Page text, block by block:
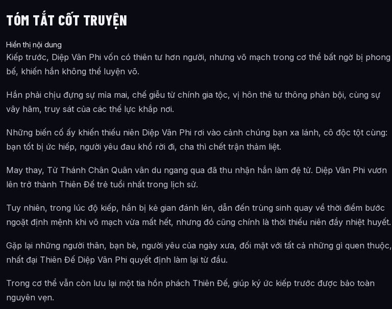
TÓM TẮT CỐT TRUYỆN
Hiển thị nội dung
Kiếp trước, Diệp Vân Phi vốn có thiên tư hơn người, nhưng võ mạch trong cơ thể bất ngờ bị phong
bế, khiến hắn không thể luyện võ.
Hắn phải chịu đựng sự mỉa mai, chế giễu từ chính gia tộc, vị hôn thê tư thông phản bội, cùng sự
vây hãm, truy sát của các thế lực khắp nơi.
Những biến cố ấy khiến thiếu niên Diệp Vân Phi rơi vào cảnh chúng bạn xa lánh, cô độc tột cùng:
bạn tốt bị ức hiếp, người yêu đau khổ rời đi, cha thì chết trận thảm liệt.
May thay, Tử Thánh Chân Quân vân du ngang qua đã thu nhận hắn làm đệ tử. Diệp Vân Phi vươn
lên trở thành Thiên Đế trẻ tuổi nhất trong lịch sử.
Tuy nhiên, trong lúc độ kiếp, hắn bị kẻ gian đánh lén, dẫn đến trùng sinh quay về thời điểm bước
ngoặt định mệnh khi võ mạch vừa mất hết, nhưng đó cũng chính là thời thiếu niên đầy nhiệt huyết.
Gặp lại những người thân, bạn bè, người yêu của ngày xưa, đối mặt với tất cả những gì quen thuộc,
nhất đại Thiên Đế Diệp Vân Phi quyết định làm lại từ đầu.
Trong cơ thể vẫn còn lưu lại một tia hồn phách Thiên Đế, giúp ký ức kiếp trước được bảo toàn
nguyên vẹn.